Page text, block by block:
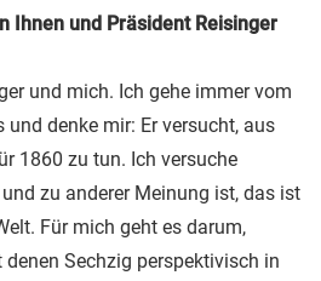
Ihnen und Präsident Reisinger
und mich. Ich gehe immer vom
und denke mir: Er versucht, aus
1860 zu tun. Ich versuche
zu anderer Meinung ist, das ist
Für mich geht es darum,
Sechzig perspektivisch in